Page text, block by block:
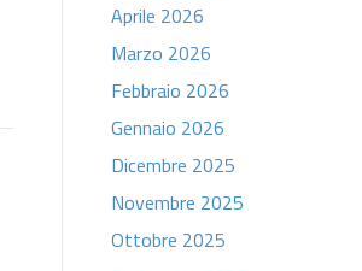
Aprile 2026
Marzo 2026
Febbraio 2026
Gennaio 2026
Dicembre 2025
Novembre 2025
Ottobre 2025